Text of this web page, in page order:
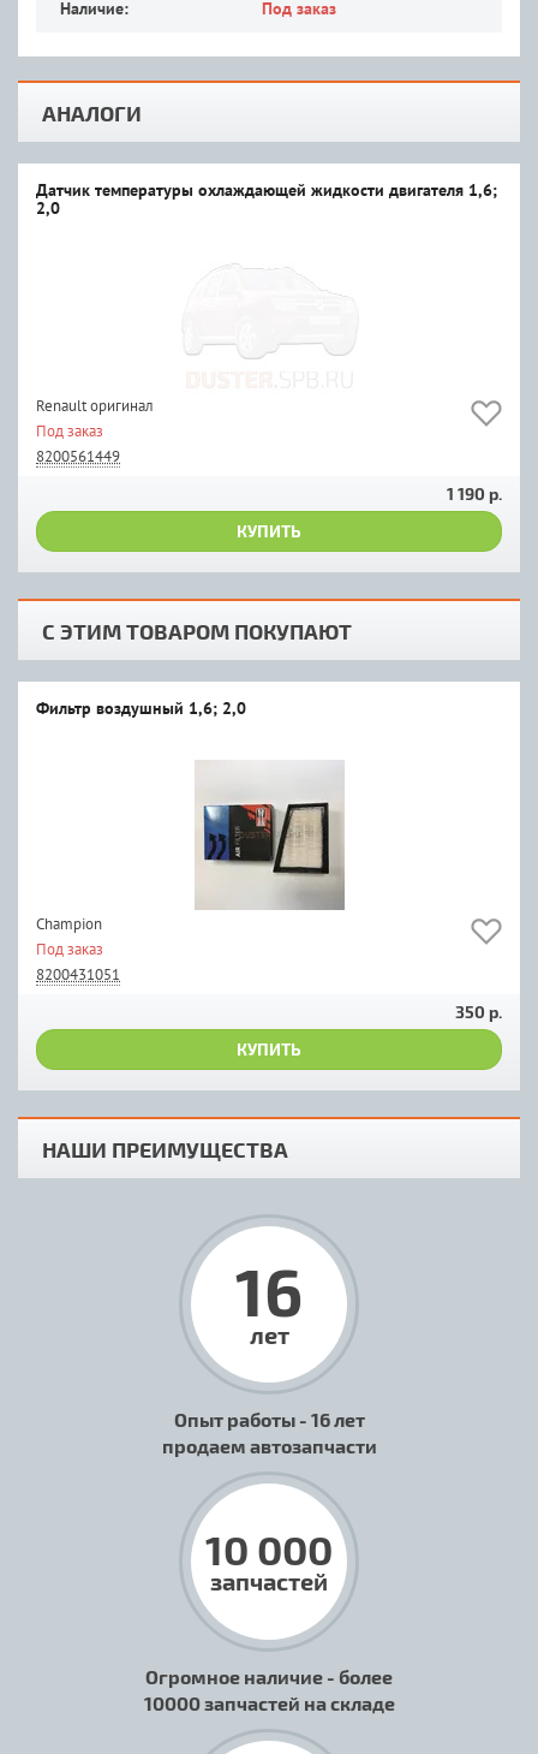
Наличие: Под заказ
АНАЛОГИ
Датчик температуры охлаждающей жидкости двигателя 1,6;
2,0
Renault оригинал
Под заказ
8200561449
1 190 р.
КУПИТЬ
С ЭТИМ ТОВАРОМ ПОКУПАЮТ
Фильтр воздушный 1,6; 2,0
Champion
Под заказ
8200431051
350 р.
КУПИТЬ
НАШИ ПРЕИМУЩЕСТВА
16
лет
Опыт работы - 16 лет
продаем автозапчасти
10 000
запчастей
Огромное наличие - более
10000 запчастей на складе